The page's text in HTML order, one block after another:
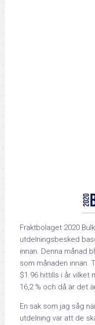
Fraktbolaget 2020
utdelningsbesked
innan. Denna månad
som månaden innan.
$1.96 hittills i år vilket
16,2 % och då är det
En sak som jag såg
utdelning var att de